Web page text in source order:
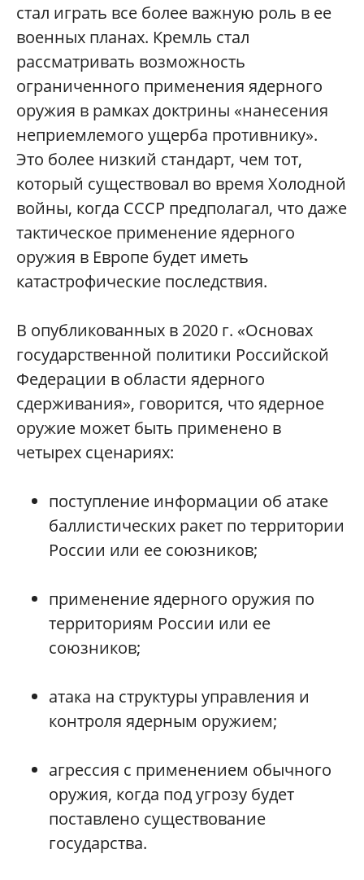
стал играть все более важную роль в ее
военных планах. Кремль стал
рассматривать возможность
ограниченного применения ядерного
оружия в рамках доктрины «нанесения
неприемлемого ущерба противнику».
Это более низкий стандарт, чем тот,
который существовал во время Холодной
войны, когда СССР предполагал, что даже
тактическое применение ядерного
оружия в Европе будет иметь
катастрофические последствия.
В опубликованных в 2020 г. «Основах
государственной политики Российской
Федерации в области ядерного
сдерживания», говорится, что ядерное
оружие может быть применено в
четырех сценариях:
поступление информации об атаке
баллистических ракет по территории
России или ее союзников;
применение ядерного оружия по
территориям России или ее
союзников;
атака на структуры управления и
контроля ядерным оружием;
агрессия с применением обычного
оружия, когда под угрозу будет
поставлено существование
государства.